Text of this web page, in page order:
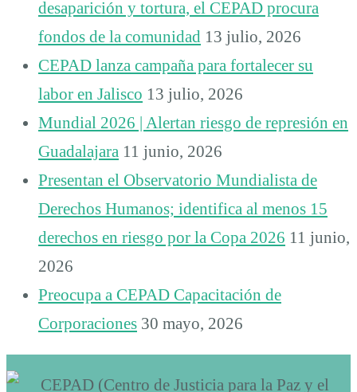
desaparición y tortura, el CEPAD procura
fondos de la comunidad 13 julio, 2026
CEPAD lanza campaña para fortalecer su
labor en Jalisco 13 julio, 2026
Mundial 2026 | Alertan riesgo de represión en
Guadalajara 11 junio, 2026
Presentan el Observatorio Mundialista de
Derechos Humanos; identifica al menos 15
derechos en riesgo por la Copa 2026 11 junio,
2026
Preocupa a CEPAD Capacitación de
Corporaciones 30 mayo, 2026